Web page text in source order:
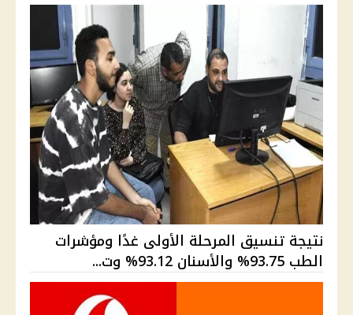
نتيجة تنسيق المرحلة الأولى غدًا ومؤشرات
الطب 93.75% والأسنان 93.12% وت...